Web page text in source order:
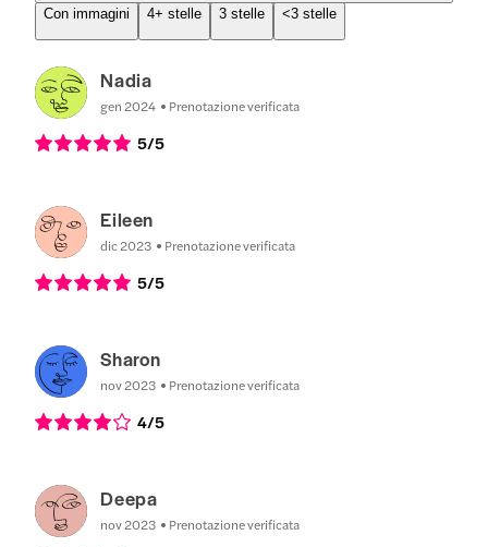
Con immagini 4+ stelle 3 stelle <3 stelle
Nadia
gen 2024 Prenotazione verificata
5/5
Eileen
dic 2023 Prenotazione verificata
5/5
Sharon
nov 2023 Prenotazione verificata
4/5
Deepa
nov 2023 Prenotazione verificata